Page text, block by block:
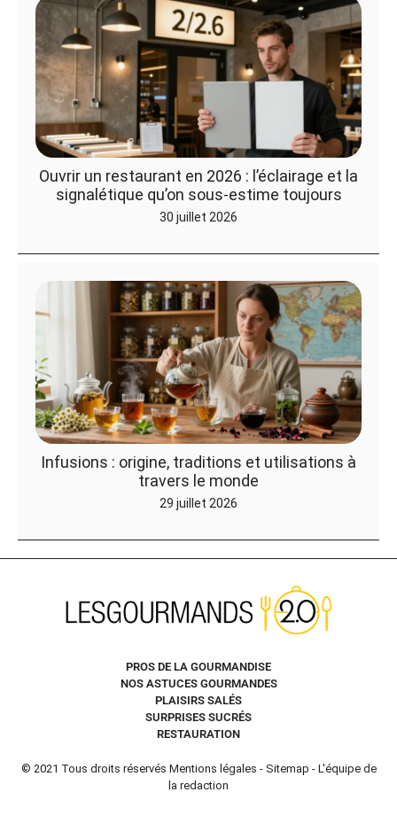
Ouvrir un restaurant en 2026 : l’éclairage et la
signalétique qu’on sous-estime toujours
30 juillet 2026
Infusions : origine, traditions et utilisations à
travers le monde
29 juillet 2026
PROS DE LA GOURMANDISE
NOS ASTUCES GOURMANDES
PLAISIRS SALÉS
SURPRISES SUCRÉS
RESTAURATION
© 2021 Tous droits réservés Mentions légales - Sitemap - L'équipe de
la redaction